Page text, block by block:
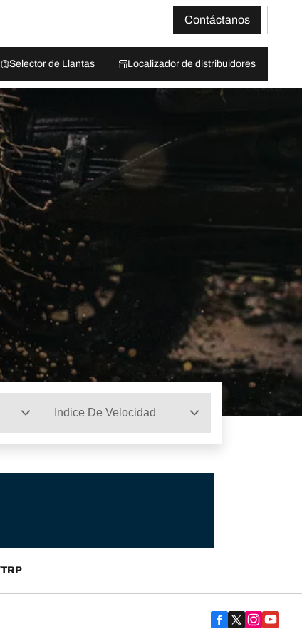
Contáctanos
Selector de Llantas Localizador de distribuidores
Índice De Velocidad
TRP